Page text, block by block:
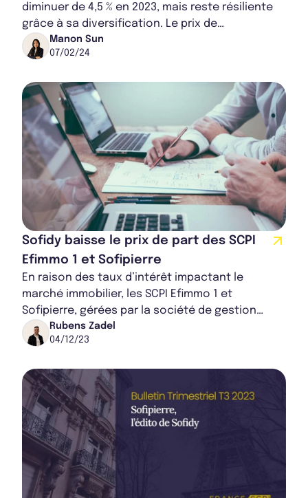
diminuer de 4,5 % en 2023, mais reste résiliente
grâce à sa diversification. Le prix de
souscription a été ajusté à 595 €. Malgré un...
Manon Sun
07/02/24
Sofidy baisse le prix de part des SCPI
Efimmo 1 et Sofipierre
En raison des taux d’intérêt impactant le
marché immobilier, les SCPI Efimmo 1 et
Sofipierre, gérées par la société de gestion
Sofidy, ont baissé leur prix de souscription.
Cette m...
Rubens Zadel
04/12/23